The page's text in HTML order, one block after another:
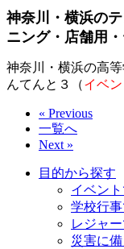
神奈川・横浜の
ニング・店舗用
神奈川・横浜の高
んてんと３（イベ
« Previous
一覧へ
Next »
目的から探す
イベン
学校行
レジャ
災害に